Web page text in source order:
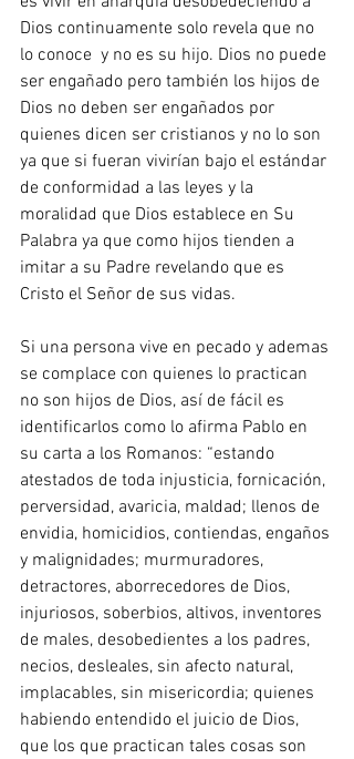
Dios continuamente solo revela que no
lo conoce  y no es su hijo. Dios no puede
ser engañado pero también los hijos de
Dios no deben ser engañados por
quienes dicen ser cristianos y no lo son
ya que si fueran vivirían bajo el estándar
de conformidad a las leyes y la
moralidad que Dios establece en Su
Palabra ya que como hijos tienden a
imitar a su Padre revelando que es
Cristo el Señor de sus vidas.
Si una persona vive en pecado y ademas
se complace con quienes lo practican
no son hijos de Dios, así de fácil es
identificarlos como lo afirma Pablo en
su carta a los Romanos: “estando
atestados de toda injusticia, fornicación,
perversidad, avaricia, maldad; llenos de
envidia, homicidios, contiendas, engaños
y malignidades; murmuradores,
detractores, aborrecedores de Dios,
injuriosos, soberbios, altivos, inventores
de males, desobedientes a los padres,
necios, desleales, sin afecto natural,
implacables, sin misericordia; quienes
habiendo entendido el juicio de Dios,
que los que practican tales cosas son